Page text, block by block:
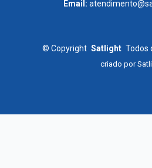
Email:
© Copyright Satlight Todos
criado por